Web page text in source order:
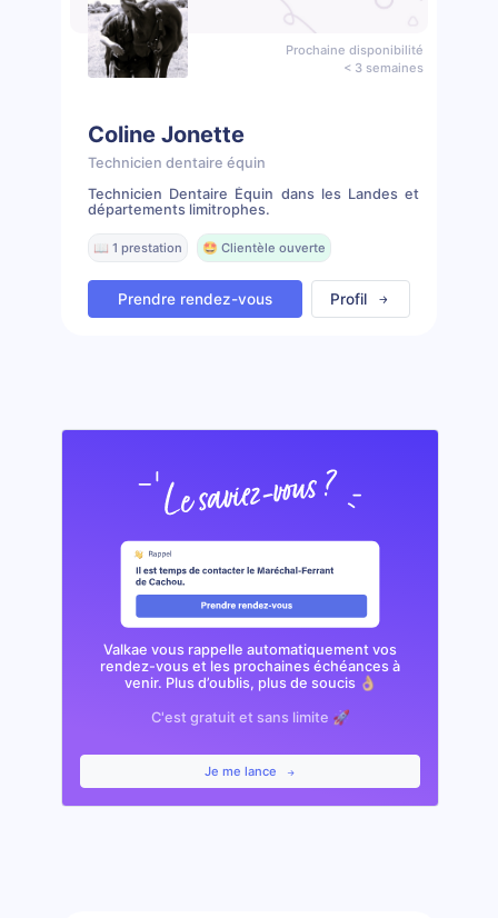
Prochaine disponibilité
< 3 semaines
Coline Jonette
Technicien dentaire équin
Technicien Dentaire Équin dans les Landes et
départements limitrophes.
📖 1 prestation 🤩 Clientèle ouverte
Prendre rendez-vous Profil
Valkae vous rappelle automatiquement vos
rendez-vous et les prochaines échéances à
venir. Plus d’oublis, plus de soucis 👌🏼
C'est gratuit et sans limite 🚀
Je me lance